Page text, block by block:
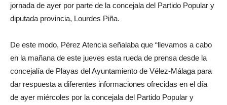
jornada de ayer por parte de la concejala del Partido Popular y
diputada provincia, Lourdes Piña.
De este modo, Pérez Atencia señalaba que “llevamos a cabo
en la mañana de este jueves esta rueda de prensa desde la
concejalía de Playas del Ayuntamiento de Vélez-Málaga para
dar respuesta a diferentes informaciones ofrecidas en el día
de ayer miércoles por la concejala del Partido Popular y